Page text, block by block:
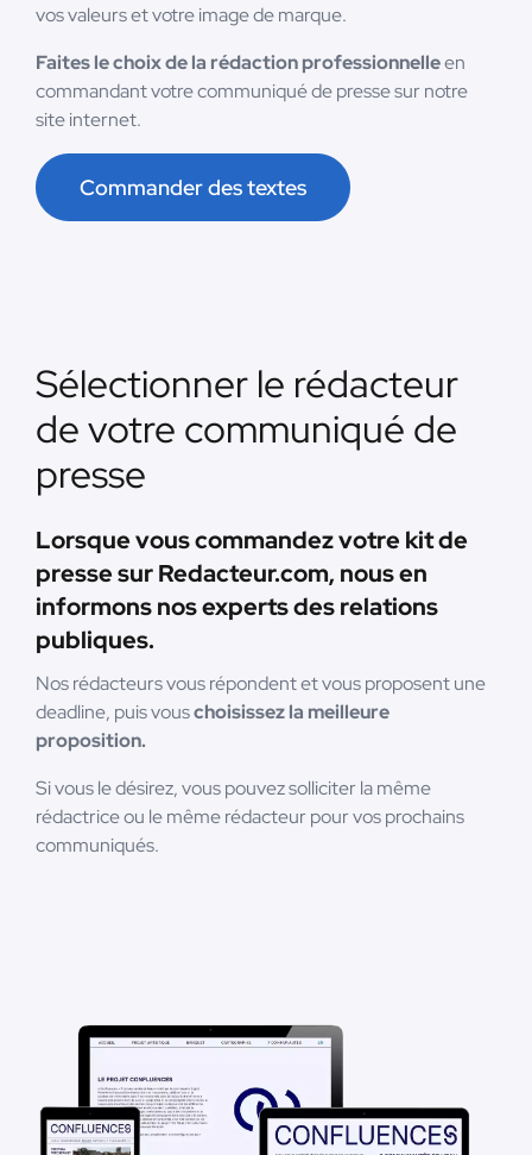
vos valeurs et votre image de marque.
Faites le choix de la rédaction professionnelleen
commandant votre communiqué de presse sur notre
site internet.
Commander des textes
Sélectionner le rédacteur
de votre communiqué de
presse
Lorsque vous commandez votre kit de
presse sur Redacteur.com, nous en
informons nos experts des relations
publiques.
Nos rédacteurs vous répondent et vous proposent une
deadline, puis vouschoisissez la meilleure
proposition.
Si vous le désirez, vous pouvez solliciter la même
rédactrice ou le même rédacteur pour vos prochains
communiqués.